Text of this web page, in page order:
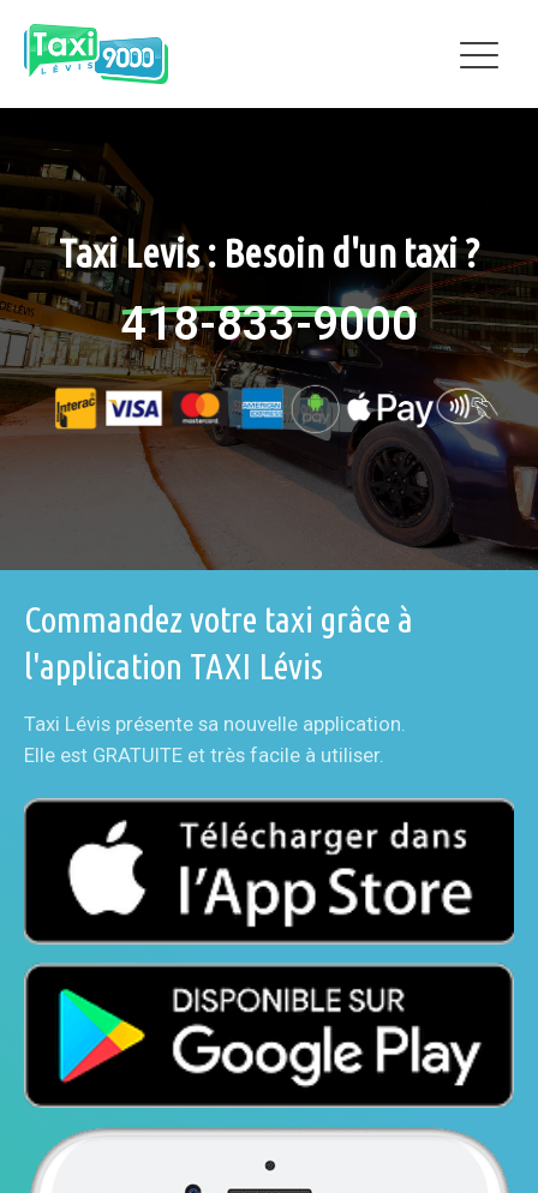
Taxi Levis : Besoin d'un taxi ?
418-833-9000
Commandez votre taxi grâce à
l'application TAXI Lévis
Taxi Lévis présente sa nouvelle application.
Elle est GRATUITE et très facile à utiliser.